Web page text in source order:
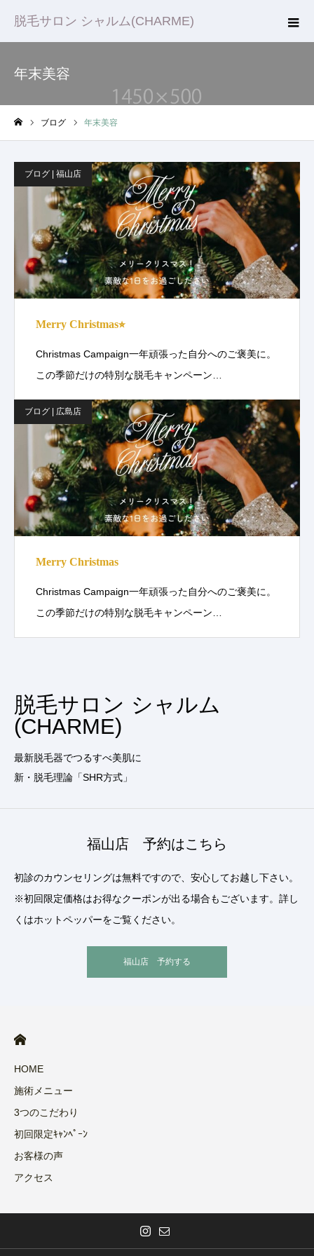
脱毛サロン シャルム(CHARME)
年末美容
ブログ 年末美容
ブログ | 福山店
Merry Christmas⭐︎
Christmas Campaign一年頑張った自分へのご褒美に。
この季節だけの特別な脱毛キャンペーン…
ブログ | 広島店
Merry Christmas
Christmas Campaign一年頑張った自分へのご褒美に。
この季節だけの特別な脱毛キャンペーン…
脱毛サロン シャルム
(CHARME)
最新脱毛器でつるすべ美肌に
新・脱毛理論「SHR方式」
福山店 予約はこちら
初診のカウンセリングは無料ですので、安心してお越し下さい。
※初回限定価格はお得なクーポンが出る場合もございます。詳し
くはホットペッパーをご覧ください。
福山店 予約する
HOME
施術メニュー
3つのこだわり
初回限定ｷｬﾝﾍﾟｰﾝ
お客様の声
アクセス